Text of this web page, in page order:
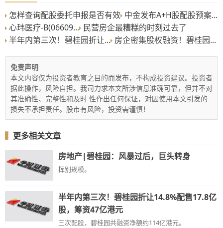
怎样查询配股委托申报是否有效 中金发布A+H股配股预案...
心玮医疗-B(06609... 民营房企最糟糕的时刻过去了
半年内第三次！碧桂园折让... 房企密集股权融资！碧桂园...
免责声明
本文内容仅为投资者教育之目的而发布，不构成投资建议。投资者
据此操作，风险自担。我司力求本文所涉信息准确可靠，但并不对
其准确性、完整性和及时 性作出任何保证，对因使用本文引发的
损失不承担责任。股市有风险，投资需谨慎！
更多相关文章
房地产|碧桂园：风暴过后，巨头转身
挥别规模。
半年内第三次！碧桂园折让14.8%配售17.8亿
股，筹资47亿港元
三次配股，碧桂园共融资净额约114亿港元。